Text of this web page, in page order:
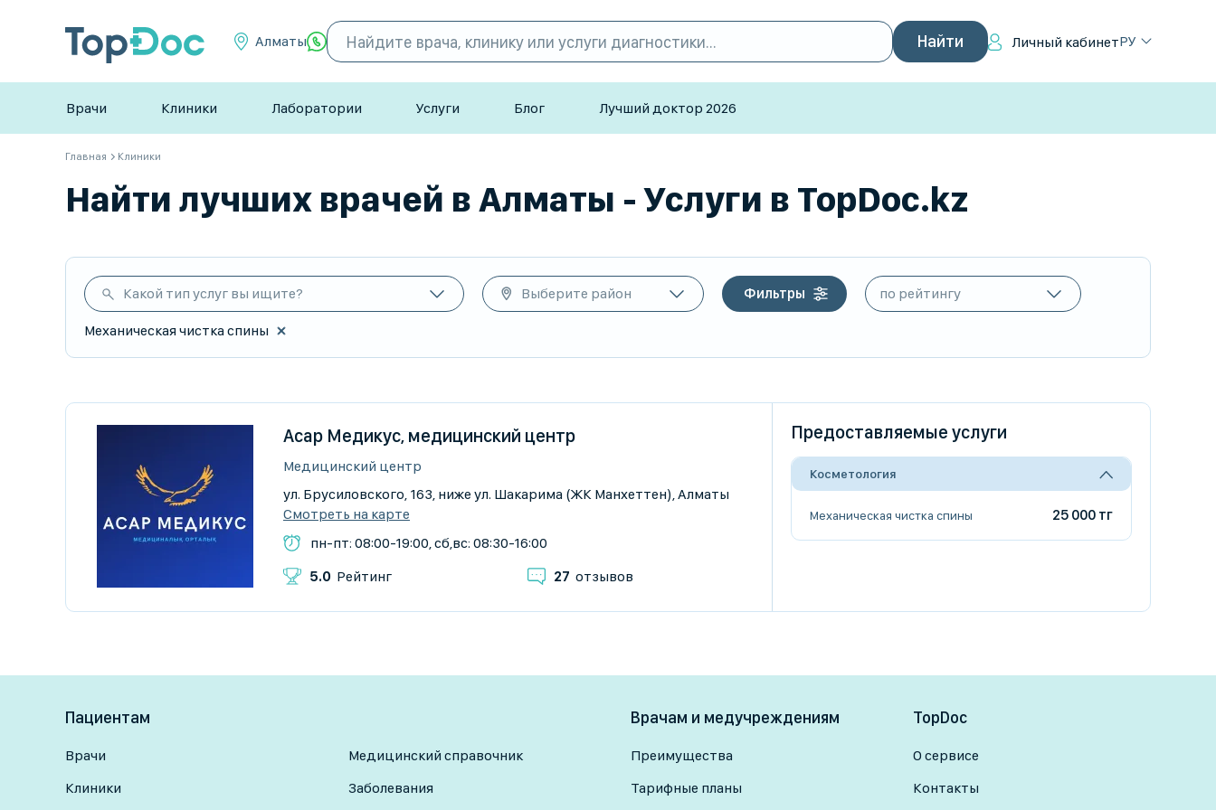
Алматы Личный кабинетРУ
Врачи Клиники Лаборатории Услуги Блог Лучший доктор 2026
Главная Клиники
Найти лучших врачей в Алматы - Услуги в TopDoc.kz
Какой тип услуг вы ищите?
Механическая чистка спины
Выберите район Фильтры
Асар Медикус, медицинский центр
Медицинский центр
ул. Брусиловского, 163, ниже ул. Шакарима (ЖК Манхеттен), Алматы
Смотреть на карте
пн-пт: 08:00-19:00, сб,вс: 08:30-16:00
5.0 Рейтинг 27 отзывов
Предоставляемые услуги
Косметология
Механическая чистка спины 25 000 тг
Пациентам
Врачи
Клиники
Медицинский справочник
Заболевания
Врачам и медучреждениям
Преимущества
Тарифные планы
TopDoc
О сервисе
Контакты